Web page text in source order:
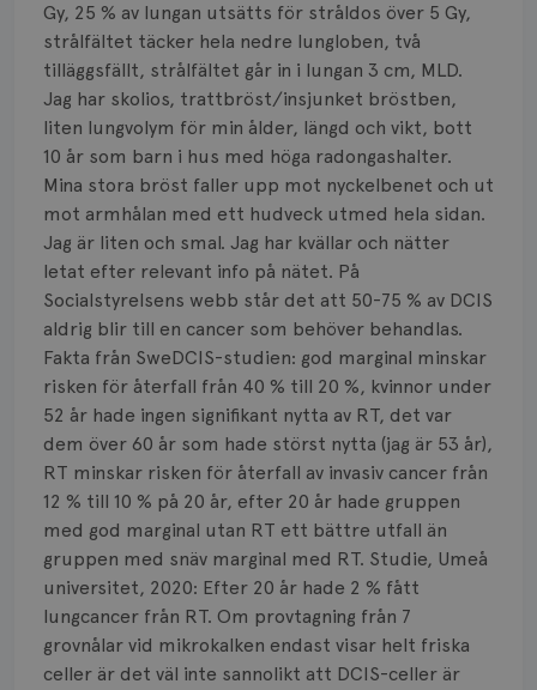
Gy, 25 % av lungan utsätts för stråldos över 5 Gy,
strålfältet täcker hela nedre lungloben, två
tilläggsfällt, strålfältet går in i lungan 3 cm, MLD.
Jag har skolios, trattbröst/insjunket bröstben,
liten lungvolym för min ålder, längd och vikt, bott
10 år som barn i hus med höga radongashalter.
Mina stora bröst faller upp mot nyckelbenet och ut
mot armhålan med ett hudveck utmed hela sidan.
Jag är liten och smal. Jag har kvällar och nätter
letat efter relevant info på nätet. På
Socialstyrelsens webb står det att 50-75 % av DCIS
aldrig blir till en cancer som behöver behandlas.
Fakta från SweDCIS-studien: god marginal minskar
risken för återfall från 40 % till 20 %, kvinnor under
52 år hade ingen signifikant nytta av RT, det var
dem över 60 år som hade störst nytta (jag är 53 år),
RT minskar risken för återfall av invasiv cancer från
12 % till 10 % på 20 år, efter 20 år hade gruppen
med god marginal utan RT ett bättre utfall än
gruppen med snäv marginal med RT. Studie, Umeå
universitet, 2020: Efter 20 år hade 2 % fått
lungcancer från RT. Om provtagning från 7
grovnålar vid mikrokalken endast visar helt friska
celler är det väl inte sannolikt att DCIS-celler är